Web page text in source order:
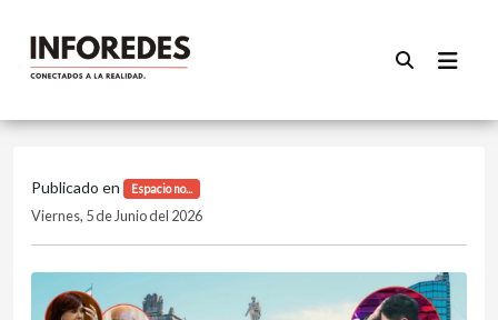
Publicado en Espacio no...
Viernes, 5 de Junio del 2026